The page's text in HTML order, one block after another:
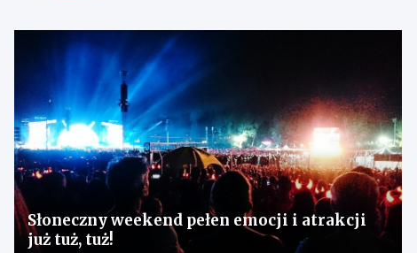
Słoneczny weekend pełen emocji i atrakcji
już tuż, tuż!